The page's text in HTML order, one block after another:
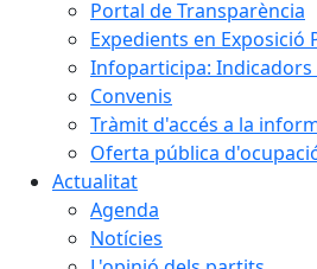
Portal de Transparència
Expedients en Exposició
Infoparticipa: Indicadors
Convenis
Tràmit d'accés a la
Oferta pública
Actualitat
Agenda
Notícies